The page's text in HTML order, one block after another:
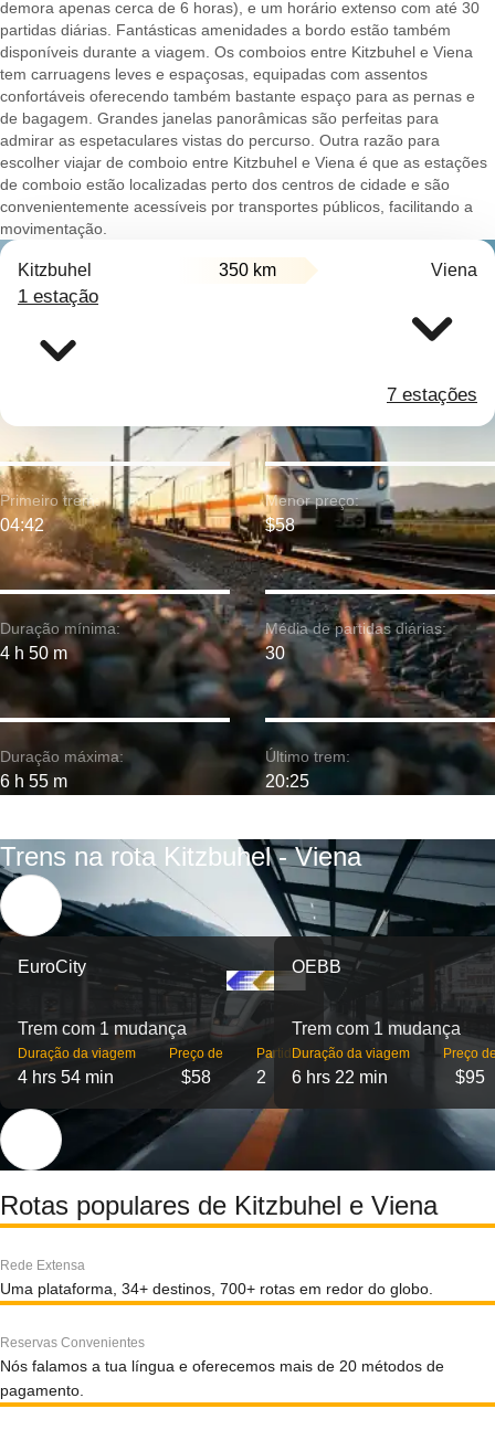
demora apenas cerca de 6 horas), e um horário extenso com até 30
partidas diárias. Fantásticas amenidades a bordo estão também
disponíveis durante a viagem. Os comboios entre Kitzbuhel e Viena
tem carruagens leves e espaçosas, equipadas com assentos
confortáveis oferecendo também bastante espaço para as pernas e
de bagagem. Grandes janelas panorâmicas são perfeitas para
admirar as espetaculares vistas do percurso. Outra razão para
escolher viajar de comboio entre Kitzbuhel e Viena é que as estações
de comboio estão localizadas perto dos centros de cidade e são
convenientemente acessíveis por transportes públicos, facilitando a
movimentação.
Kitzbuhel 350 km Viena
1 estação
7 estações
Duração mínima:
4 h 50 m
Primeiro trem:
04:42
Duração máxima:
6 h 55 m
Menor preço:
$58
Média de partidas diárias:
30
Último trem:
20:25
Trens na rota Kitzbuhel - Viena
EuroCity
Trem com 1 mudança
Duração da viagem
4 hrs 54 min
Preço de
$58
Partidas
2
OEBB
Trem com 1 mudança
Duração da viagem
6 hrs 22 min
Preço
$95
Rotas populares de Kitzbuhel e Viena
Rede Extensa
Uma plataforma, 34+ destinos, 700+ rotas em redor do globo.
Reservas Convenientes
Nós falamos a tua língua e oferecemos mais de 20 métodos de
pagamento.